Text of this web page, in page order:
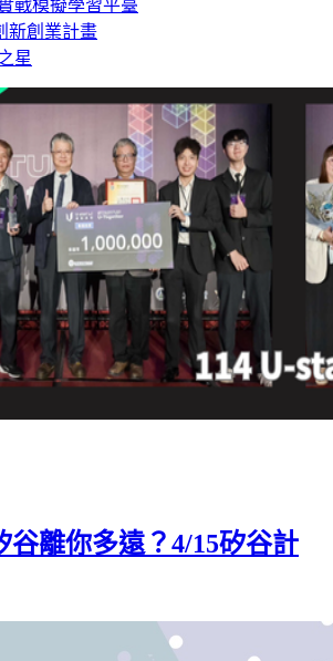
戰模擬學習平臺
新創業計畫
星
谷離你多遠？4/15矽谷計